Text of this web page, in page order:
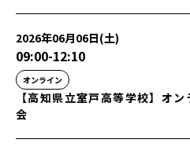
2026年06月06日(土)
09:00-12:10
オンライン
【高知県立室戸高等学校】オ
会